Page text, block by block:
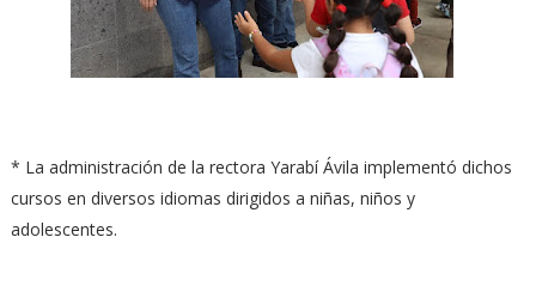
* La administración de la rectora Yarabí Ávila implementó dichos
cursos en diversos idiomas dirigidos a niñas, niños y
adolescentes.